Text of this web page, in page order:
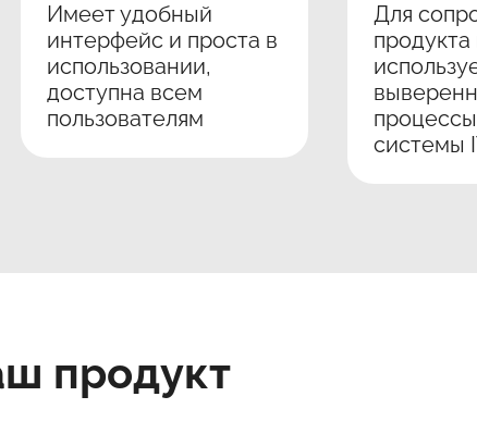
Имеет удобный
интерфейс и проста в
использовании,
доступна всем
пользователям
Для
системы
продукт